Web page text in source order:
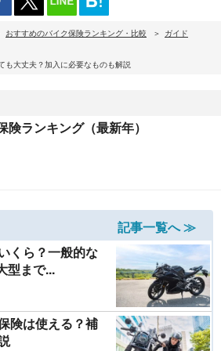
おすすめのバイク保険ランキング・比較
ガイド
も大丈夫？加入に必要なものも解説
険ランキング（最新年）
記事一覧へ ≫
くら？一般的な
型まで...
険は使える？補